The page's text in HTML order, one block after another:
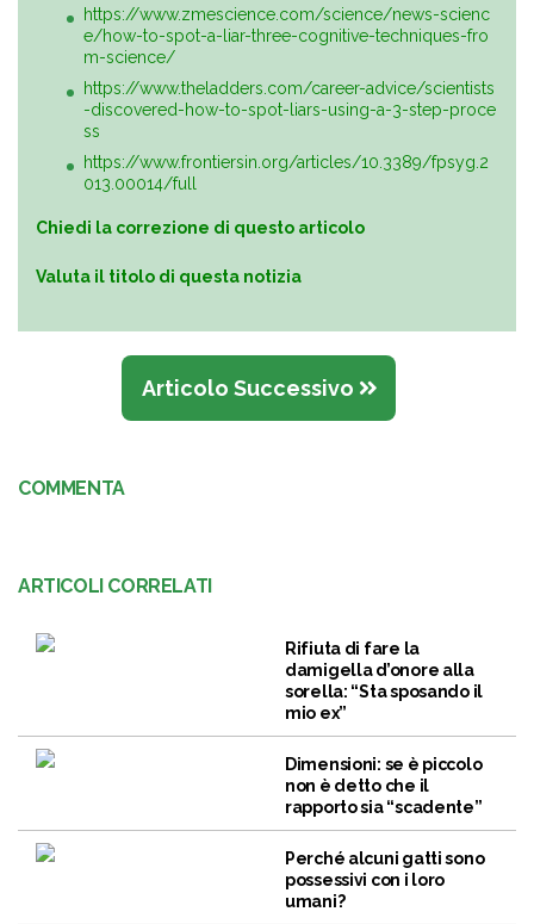
https://www.zmescience.com/science/news-scienc
e/how-to-spot-a-liar-three-cognitive-techniques-fro
m-science/
https://www.theladders.com/career-advice/scientists
-discovered-how-to-spot-liars-using-a-3-step-proce
ss
https://www.frontiersin.org/articles/10.3389/fpsyg.2
013.00014/full
Chiedi la correzione di questo articolo
Valuta il titolo di questa notizia
Articolo Successivo
COMMENTA
ARTICOLI CORRELATI
Rifiuta di fare la
damigella d’onore alla
sorella: “Sta sposando il
mio ex”
Dimensioni: se è piccolo
non è detto che il
rapporto sia “scadente”
Perché alcuni gatti sono
possessivi con i loro
umani?